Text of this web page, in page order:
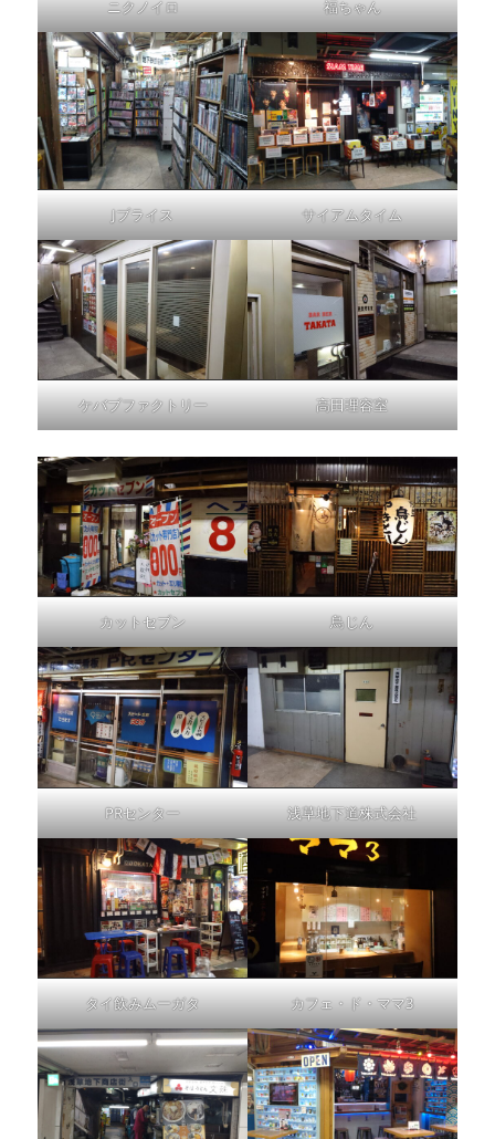
ニクノイロ 福ちゃん
Jプライス サイアムタイム
ケバブファクトリー 高田理容室
カットセブン 鳥じん
PRセンター 浅草地下道株式会社
タイ飲みムーガタ カフェ・ド・ママ3